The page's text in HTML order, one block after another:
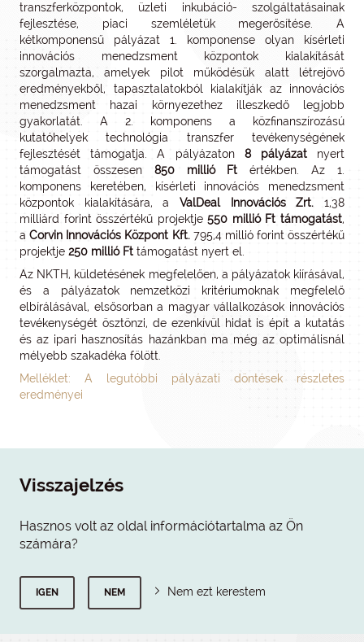
transzferközpontok, üzleti inkubáció- szolgáltatásainak
fejlesztése, piaci szemléletük megerősítése. A
kétkomponensű pályázat 1. komponense olyan kísérleti
innovációs menedzsment központok kialakítását
szorgalmazta, amelyek pilot működésük alatt létrejövő
eredményekből, tapasztalatokból kialakítják az innovációs
menedzsment hazai környezethez illeszkedő legjobb
gyakorlatát. A 2. komponens a közfinanszírozású
kutatóhelyek technológia transzfer tevékenységének
fejlesztését támogatja. A pályázaton 8 pályázatnyert
támogatást összesen 850 millió Ft értékben. Az 1.
komponens keretében, kísérleti innovációs menedzsment
központok kialakítására, a ValDeal Innovációs Zrt. 1,38
milliárd forint összértékű projektje550 millió Ft támogatást,
aCorvin Innovációs Központ Kft.795,4 millió forint összértékű
projektje 250 millió Ft támogatást nyert el.
Az NKTH, küldetésének megfelelően, a pályázatok kiírásával,
és a pályázatok nemzetközi kritériumoknak megfelelő
elbírálásával, elsősorban a magyar vállalkozások innovációs
tevékenységét ösztönzi, de ezenkívül hidat is épít a kutatás
és az ipari hasznosítás hazánkban ma még az optimálisnál
mélyebb szakadéka fölött.
Melléklet: A legutóbbi pályázati döntések részletes
eredményei
Visszajelzés
Hasznos volt az oldal információtartalma az Ön
számára?
IGEN NEM Nem ezt kerestem